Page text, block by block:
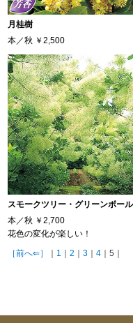
月桂樹
本／秋 ￥2,500
スモークツリー・グリーンボール
本／秋 ￥2,700
花色の変化が楽しい！
［前へ⇐］
1 ｜2 ｜3 ｜4 ｜5｜